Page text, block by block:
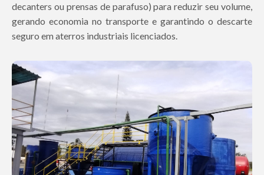
decanters ou prensas de parafuso) para reduzir seu volume,
gerando economia no transporte e garantindo o descarte
seguro em aterros industriais licenciados.